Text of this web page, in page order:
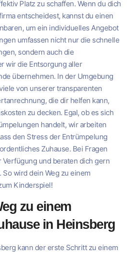
Platz zu schaffen. Wenn du dich
entscheidest, kannst du einen
um ein individuelles Angebot
umfassen nicht nur die schnelle
sondern auch die
wir die Entsorgung aller
übernehmen. In der Umgebung
von unserer transparenten
die dir helfen kann,
zu decken. Egal, ob es sich
handelt, wir arbeiten
den Stress der Entrümpelung
Zuhause. Bei Fragen
und beraten dich gern
wird dein Weg zu einem
Kinderspiel!
zu einem
in Heinsberg
kann der erste Schritt zu einem